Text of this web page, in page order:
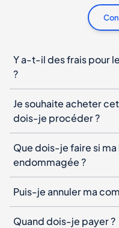
Y a-t-il des frais pour
?
Je souhaite acheter
dois-je procéder ?
Que dois-je faire si
endommagée ?
Puis-je annuler ma
Quand dois-je payer ?